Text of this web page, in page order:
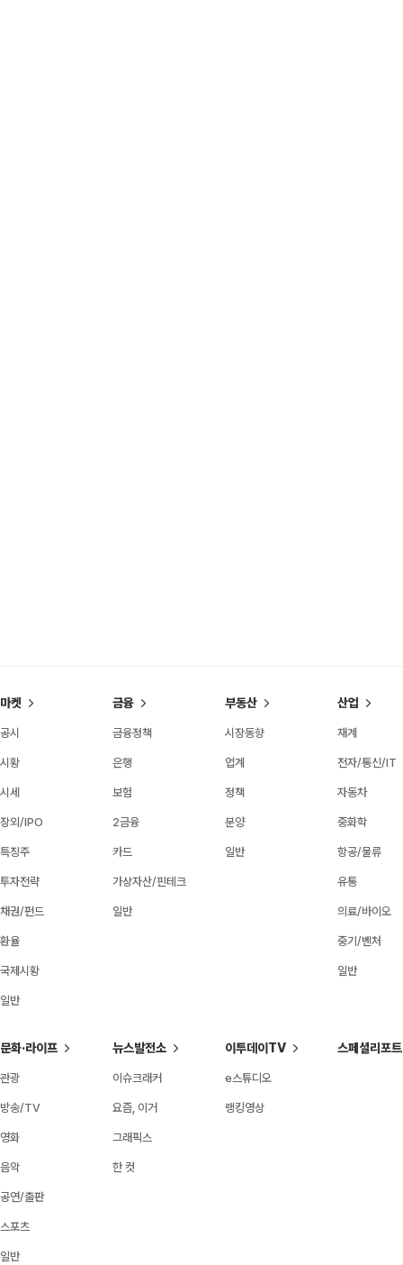
마켓
공시
시황
시세
장외/IPO
특징주
투자전략
채권/펀드
환율
국제시황
일반
금융
금융정책
은행
보험
2금융
카드
가상자산/핀테크
일반
부동산
시장동향
업계
정책
분양
일반
산업
재계
전자/통신/IT
자동차
중화학
항공/물류
유통
의료/바이오
중기/벤처
일반
문화·라이프
관광
방송/TV
영화
음악
공연/출판
스포츠
일반
뉴스발전소
이슈크래커
요즘, 이거
그래픽스
한 컷
이투데이TV
e스튜디오
랭킹영상
스페셜리포트